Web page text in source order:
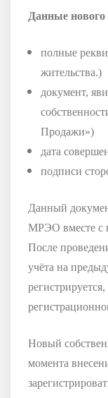
Данные
полные
жительства.)
документ,
Продажи»)
дата
подписи
Данный
МРЭО вместе с
После
учёта на
Новый
момента